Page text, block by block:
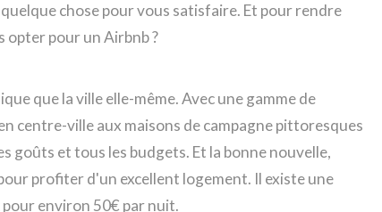
chose pour vous satisfaire. Et pour rendre
opter pour un Airbnb ?
que la ville elle-même. Avec une gamme de
centre-ville aux maisons de campagne pittoresques
goûts et tous les budgets. Et la bonne nouvelle,
profiter d'un excellent logement. Il existe une
environ 50€ par nuit.